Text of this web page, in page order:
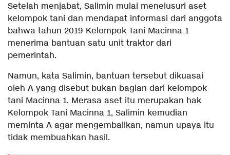
Setelah menjabat, Salimin mulai menelusuri aset
kelompok tani dan mendapat informasi dari anggota
bahwa tahun 2019 Kelompok Tani Macinna 1
menerima bantuan satu unit traktor dari
pemerintah.
Namun, kata Salimin, bantuan tersebut dikuasai
oleh A yang disebut bukan bagian dari kelompok
tani Macinna 1. Merasa aset itu merupakan hak
Kelompok Tani Macinna 1, Salimin kemudian
meminta A agar mengembalikan, namun upaya itu
tidak membuahkan hasil.